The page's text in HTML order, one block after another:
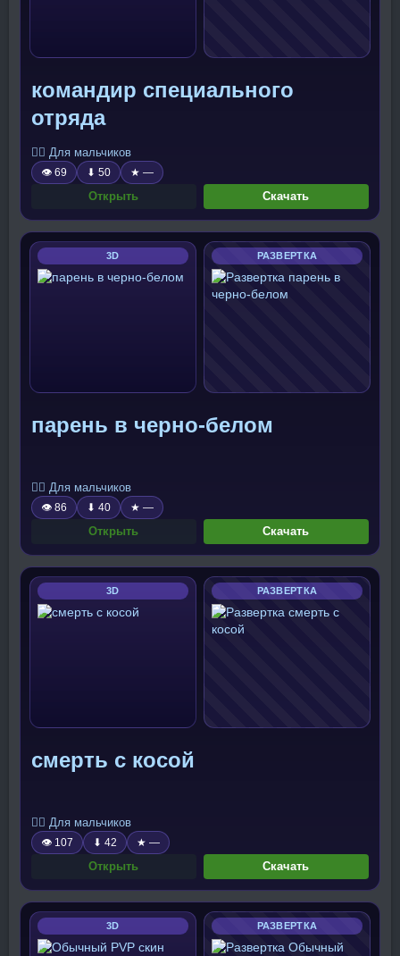
командир специального
отряда
🧍‍♂️ Для мальчиков
👁 69 ⬇ 50 ★ —
Открыть Скачать
3D РАЗВЕРТКА
парень в черно-белом
🧍‍♂️ Для мальчиков
👁 86 ⬇ 40 ★ —
Открыть Скачать
3D РАЗВЕРТКА
смерть с косой
🧍‍♂️ Для мальчиков
👁 107 ⬇ 42 ★ —
Открыть Скачать
3D РАЗВЕРТКА